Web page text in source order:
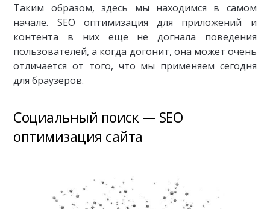
Таким образом, здесь мы находимся в самом
начале. SEO оптимизация для приложений и
контента в них еще не догнала поведения
пользователей, а когда догонит, она может очень
отличается от того, что мы применяем сегодня
для браузеров.
Социальный поиск — SEO
оптимизация сайта